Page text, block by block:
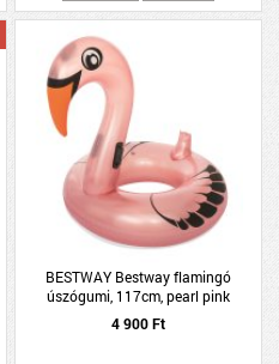
BESTWAY Bestway flamingó
úszógumi, 117cm, pearl pink
4 900 Ft